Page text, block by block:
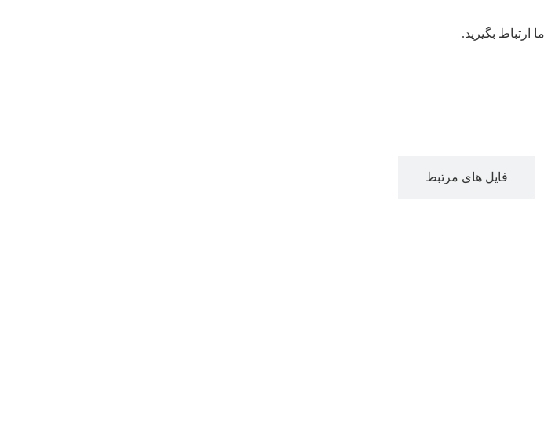
ارتباط بگیرید.
فایل های مرتبط